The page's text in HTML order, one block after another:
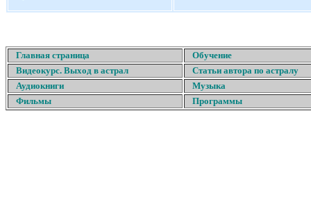
Главная страница
Обучение
Видеокурс. Выход в астрал
Статьи автора по астралу
Аудиокниги
Музыка
Фильмы
Программы